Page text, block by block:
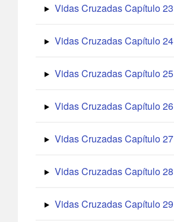
Vidas Cruzadas Capítulo 23
Vidas Cruzadas Capítulo 24
Vidas Cruzadas Capítulo 25
Vidas Cruzadas Capítulo 26
Vidas Cruzadas Capítulo 27
Vidas Cruzadas Capítulo 28
Vidas Cruzadas Capítulo 29